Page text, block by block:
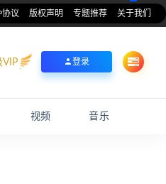
协议 版权声明 专题推荐 关于我们
VIP 登录
视频 音乐